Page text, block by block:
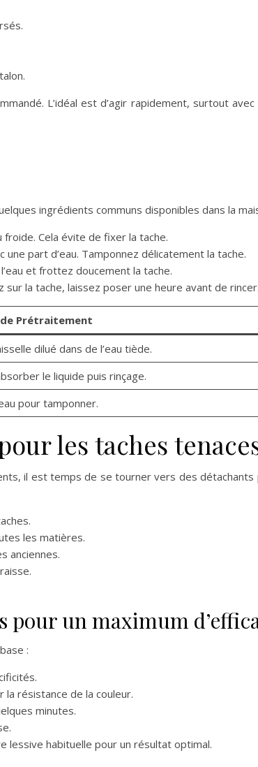
L’idéal est d’agir rapidement, surtout
ingrédients communs disponibles dans la
froide. Cela évite de fixer la tache.
part d’eau. Tamponnez délicatement la tache.
et frottez doucement la tache.
sur la tache, laissez poser une heure avant de rincer.
Prétraitement
dilué dans de l’eau tiède.
le liquide puis rinçage.
pour tamponner.
les taches
il est temps de se tourner vers des détachants
les matières.
anciennes.
un maximum
:
la résistance de la couleur.
minutes.
lessive habituelle pour un résultat optimal.